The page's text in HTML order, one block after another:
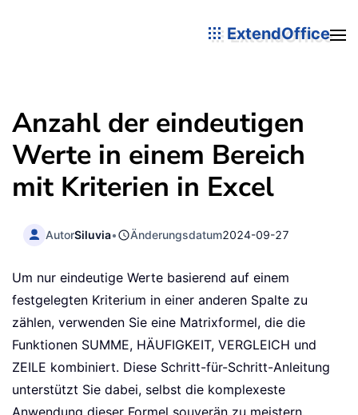
ExtendOffice
Anzahl der eindeutigen
Werte in einem Bereich
mit Kriterien in Excel
AutorSiluvia• Änderungsdatum2024-09-27
Um nur eindeutige Werte basierend auf einem
festgelegten Kriterium in einer anderen Spalte zu
zählen, verwenden Sie eine Matrixformel, die die
Funktionen SUMME, HÄUFIGKEIT, VERGLEICH und
ZEILE kombiniert. Diese Schritt-für-Schritt-Anleitung
unterstützt Sie dabei, selbst die komplexeste